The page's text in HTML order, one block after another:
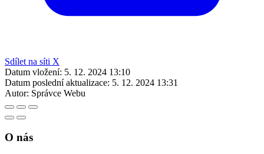
Sdílet na síti X
Datum vložení: 5. 12. 2024 13:10
Datum poslední aktualizace: 5. 12. 2024 13:31
Autor: Správce Webu
O nás